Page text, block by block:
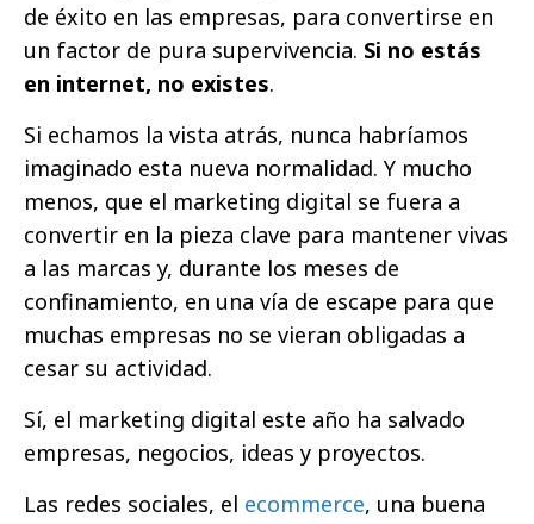
de éxito en las empresas, para convertirse en
un factor de pura supervivencia. Si no estás
en internet, no existes.
Si echamos la vista atrás, nunca habríamos
imaginado esta nueva normalidad. Y mucho
menos, que el marketing digital se fuera a
convertir en la pieza clave para mantener vivas
a las marcas y, durante los meses de
confinamiento, en una vía de escape para que
muchas empresas no se vieran obligadas a
cesar su actividad.
Sí, el marketing digital este año ha salvado
empresas, negocios, ideas y proyectos.
Las redes sociales, el ecommerce, una buena